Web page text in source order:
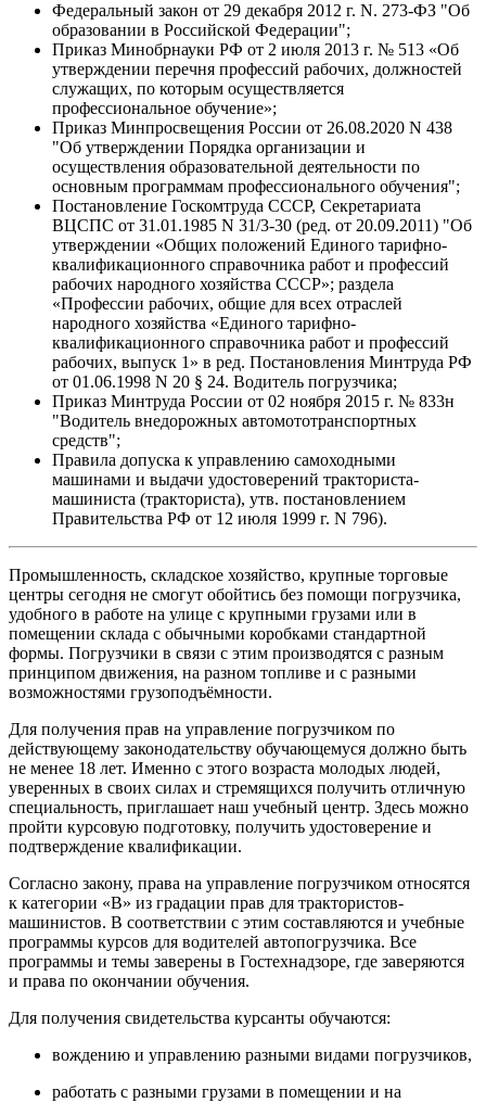
Федеральный закон от 29 декабря 2012 г. N. 273-ФЗ "Об
образовании в Российской Федерации";
Приказ Минобрнауки РФ от 2 июля 2013 г. № 513 «Об
утверждении перечня профессий рабочих, должностей
служащих, по которым осуществляется
профессиональное обучение»;
Приказ Минпросвещения России от 26.08.2020 N 438
"Об утверждении Порядка организации и
осуществления образовательной деятельности по
основным программам профессионального обучения";
Постановление Госкомтруда СССР, Секретариата
ВЦСПС от 31.01.1985 N 31/3-30 (ред. от 20.09.2011) "Об
утверждении «Общих положений Единого тарифно-
квалификационного справочника работ и профессий
рабочих народного хозяйства СССР»; раздела
«Профессии рабочих, общие для всех отраслей
народного хозяйства «Единого тарифно-
квалификационного справочника работ и профессий
рабочих, выпуск 1» в ред. Постановления Минтруда РФ
от 01.06.1998 N 20 § 24. Водитель погрузчика;
Приказ Минтруда России от 02 ноября 2015 г. № 833н
"Водитель внедорожных автомототранспортных
средств";
Правила допуска к управлению самоходными
машинами и выдачи удостоверений тракториста-
машиниста (тракториста), утв. постановлением
Правительства РФ от 12 июля 1999 г. N 796).
Промышленность, складское хозяйство, крупные торговые
центры сегодня не смогут обойтись без помощи погрузчика,
удобного в работе на улице с крупными грузами или в
помещении склада с обычными коробками стандартной
формы. Погрузчики в связи с этим производятся с разным
принципом движения, на разном топливе и с разными
возможностями грузоподъёмности.
Для получения прав на управление погрузчиком по
действующему законодательству обучающемуся должно быть
не менее 18 лет. Именно с этого возраста молодых людей,
уверенных в своих силах и стремящихся получить отличную
специальность, приглашает наш учебный центр. Здесь можно
пройти курсовую подготовку, получить удостоверение и
подтверждение квалификации.
Согласно закону, права на управление погрузчиком относятся
к категории «В» из градации прав для трактористов-
машинистов. В соответствии с этим составляются и учебные
программы курсов для водителей автопогрузчика. Все
программы и темы заверены в Гостехнадзоре, где заверяются
и права по окончании обучения.
Для получения свидетельства курсанты обучаются:
вождению и управлению разными видами погрузчиков,
работать с разными грузами в помещении и на